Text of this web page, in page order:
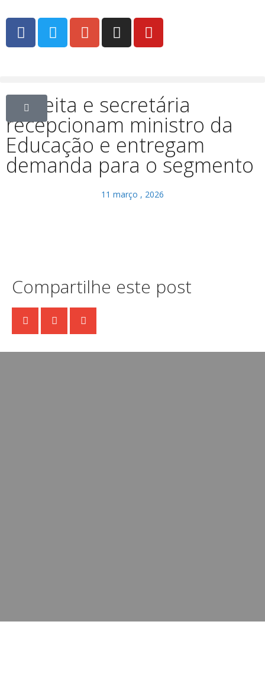
Prefeita e secretária
recepcionam ministro da
Educação e entregam
demanda para o segmento
11 março , 2026
Compartilhe este post